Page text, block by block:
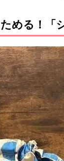
める！「